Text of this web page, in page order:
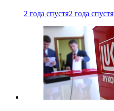
2 года спустя2 года спустя